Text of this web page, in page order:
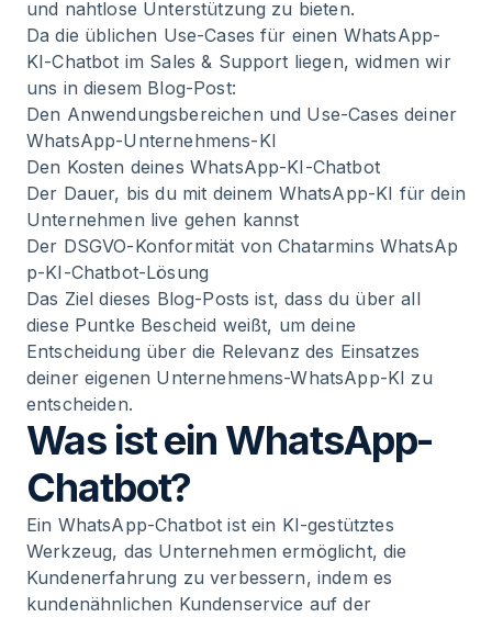
und nahtlose Unterstützung zu bieten.
Da die üblichen Use-Cases für einen WhatsApp-
KI-Chatbot im Sales & Support liegen, widmen wir
uns in diesem Blog-Post:
Den Anwendungsbereichen und Use-Cases deiner
WhatsApp-Unternehmens-KI
Den Kosten deines WhatsApp-KI-Chatbot
Der Dauer, bis du mit deinem WhatsApp-KI für dein
Unternehmen live gehen kannst
Der DSGVO-Konformität vonChatarmins WhatsAp
p-KI-Chatbot-Lösung
Das Ziel dieses Blog-Posts ist, dass du über all
diese Puntke Bescheid weißt, um deine
Entscheidung über die Relevanz des Einsatzes
deiner eigenen Unternehmens-WhatsApp-KI zu
entscheiden.
Was ist ein WhatsApp-
Chatbot?
Ein WhatsApp-Chatbot ist ein KI-gestütztes
Werkzeug, das Unternehmen ermöglicht, die
Kundenerfahrung zu verbessern, indem es
kundenähnlichen Kundenservice auf der